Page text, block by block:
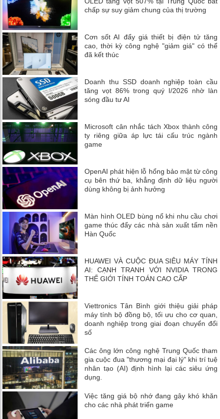
chấp sự suy giảm chung của thị trường
Cơn sốt AI đẩy giá thiết bị điện tử tăng
cao, thời kỳ công nghệ "giảm giá" có thể
đã kết thúc
Doanh thu SSD doanh nghiệp toàn cầu
tăng vọt 86% trong quý I/2026 nhờ làn
sóng đầu tư AI
Microsoft cân nhắc tách Xbox thành công
ty riêng giữa áp lực tái cấu trúc ngành
game
OpenAI phát hiện lỗ hổng bảo mật từ công
cụ bên thứ ba, khẳng định dữ liệu người
dùng không bị ảnh hưởng
Màn hình OLED bùng nổ khi nhu cầu chơi
game thúc đẩy các nhà sản xuất tấm nền
Hàn Quốc
HUAWEI VÀ CUỘC ĐUA SIÊU MÁY TÍNH
AI: CẠNH TRANH VỚI NVIDIA TRONG
THẾ GIỚI TÍNH TOÁN CAO CẤP
Viettronics Tân Bình giới thiệu giải pháp
máy tính bộ đồng bộ, tối ưu cho cơ quan,
doanh nghiệp trong giai đoạn chuyển đổi
số
Các ông lớn công nghệ Trung Quốc tham
gia cuộc đua "thương mại đại lý" khi trí tuệ
nhân tạo (AI) định hình lại các siêu ứng
dụng.
Việc tăng giá bộ nhớ đang gây khó khăn
cho các nhà phát triển game